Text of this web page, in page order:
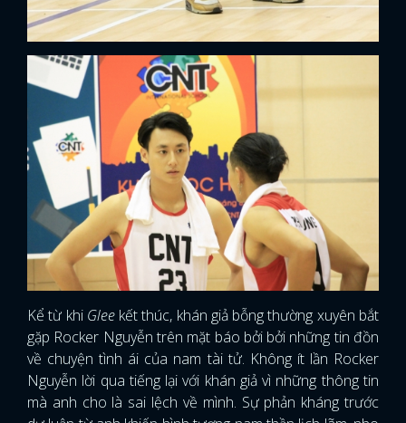
Kể từ khi Gleekết thúc, khán giả bỗng thường xuyên bắt
gặp Rocker Nguyễn trên mặt báo bởi bởi những tin đồn
về chuyện tình ái của nam tài tử. Không ít lần Rocker
Nguyễn lời qua tiếng lại với khán giả vì những thông tin
mà anh cho là sai lệch về mình. Sự phản kháng trước